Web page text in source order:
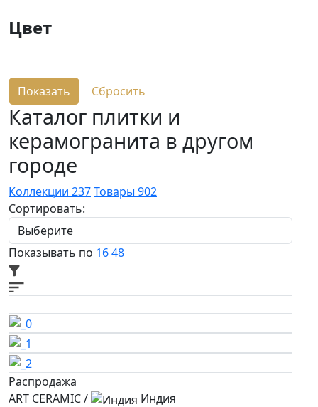
Цвет
Каталог плитки и
керамогранита в другом
городе
Коллекции 237Товары 902
Сортировать:
Показывать по 1648
Распродажа
ART CERAMIC/
Индия